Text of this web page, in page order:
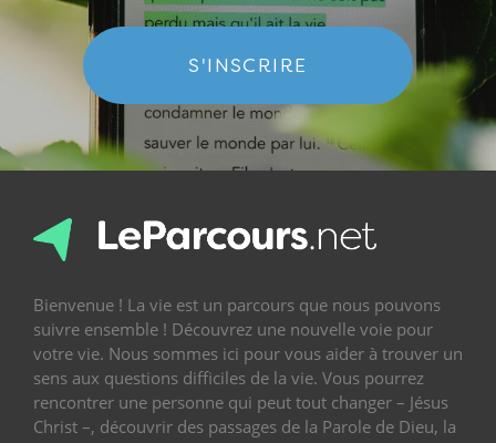
S'INSCRIRE
Bienvenue ! La vie est un parcours que nous pouvons
suivre ensemble ! Découvrez une nouvelle voie pour
votre vie. Nous sommes ici pour vous aider à trouver un
sens aux questions difficiles de la vie. Vous pourrez
rencontrer une personne qui peut tout changer – Jésus
Christ –, découvrir des passages de la Parole de Dieu, la